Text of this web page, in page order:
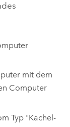
mit dem
Computer
Typ "Kachel-